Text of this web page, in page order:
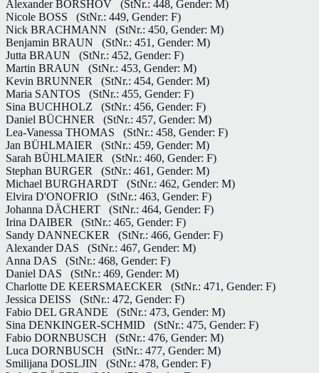
Alexander BORSHOV
(StNr.: 448, Gender: M)
Nicole BOSS
(StNr.: 449, Gender: F)
Nick BRACHMANN
(StNr.: 450, Gender: M)
Benjamin BRAUN
(StNr.: 451, Gender: M)
Jutta BRAUN
(StNr.: 452, Gender: F)
Martin BRAUN
(StNr.: 453, Gender: M)
Kevin BRUNNER
(StNr.: 454, Gender: M)
Maria SANTOS
(StNr.: 455, Gender: F)
Sina BUCHHOLZ
(StNr.: 456, Gender: F)
Daniel BÜCHNER
(StNr.: 457, Gender: M)
Lea-Vanessa THOMAS
(StNr.: 458, Gender: F)
Jan BÜHLMAIER
(StNr.: 459, Gender: M)
Sarah BÜHLMAIER
(StNr.: 460, Gender: F)
Stephan BURGER
(StNr.: 461, Gender: M)
Michael BURGHARDT
(StNr.: 462, Gender: M)
Elvira D'ONOFRIO
(StNr.: 463, Gender: F)
Johanna DÄCHERT
(StNr.: 464, Gender: F)
Irina DAIBER
(StNr.: 465, Gender: F)
Sandy DANNECKER
(StNr.: 466, Gender: F)
Alexander DAS
(StNr.: 467, Gender: M)
Anna DAS
(StNr.: 468, Gender: F)
Daniel DAS
(StNr.: 469, Gender: M)
Charlotte DE KEERSMAECKER
(StNr.: 471, Gender: F)
Jessica DEISS
(StNr.: 472, Gender: F)
Fabio DEL GRANDE
(StNr.: 473, Gender: M)
Sina DENKINGER-SCHMID
(StNr.: 475, Gender: F)
Fabio DORNBUSCH
(StNr.: 476, Gender: M)
Luca DORNBUSCH
(StNr.: 477, Gender: M)
Smilijana DOSLJIN
(StNr.: 478, Gender: F)